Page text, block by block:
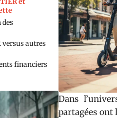
versus autres
financiers
Dans
partagées ont